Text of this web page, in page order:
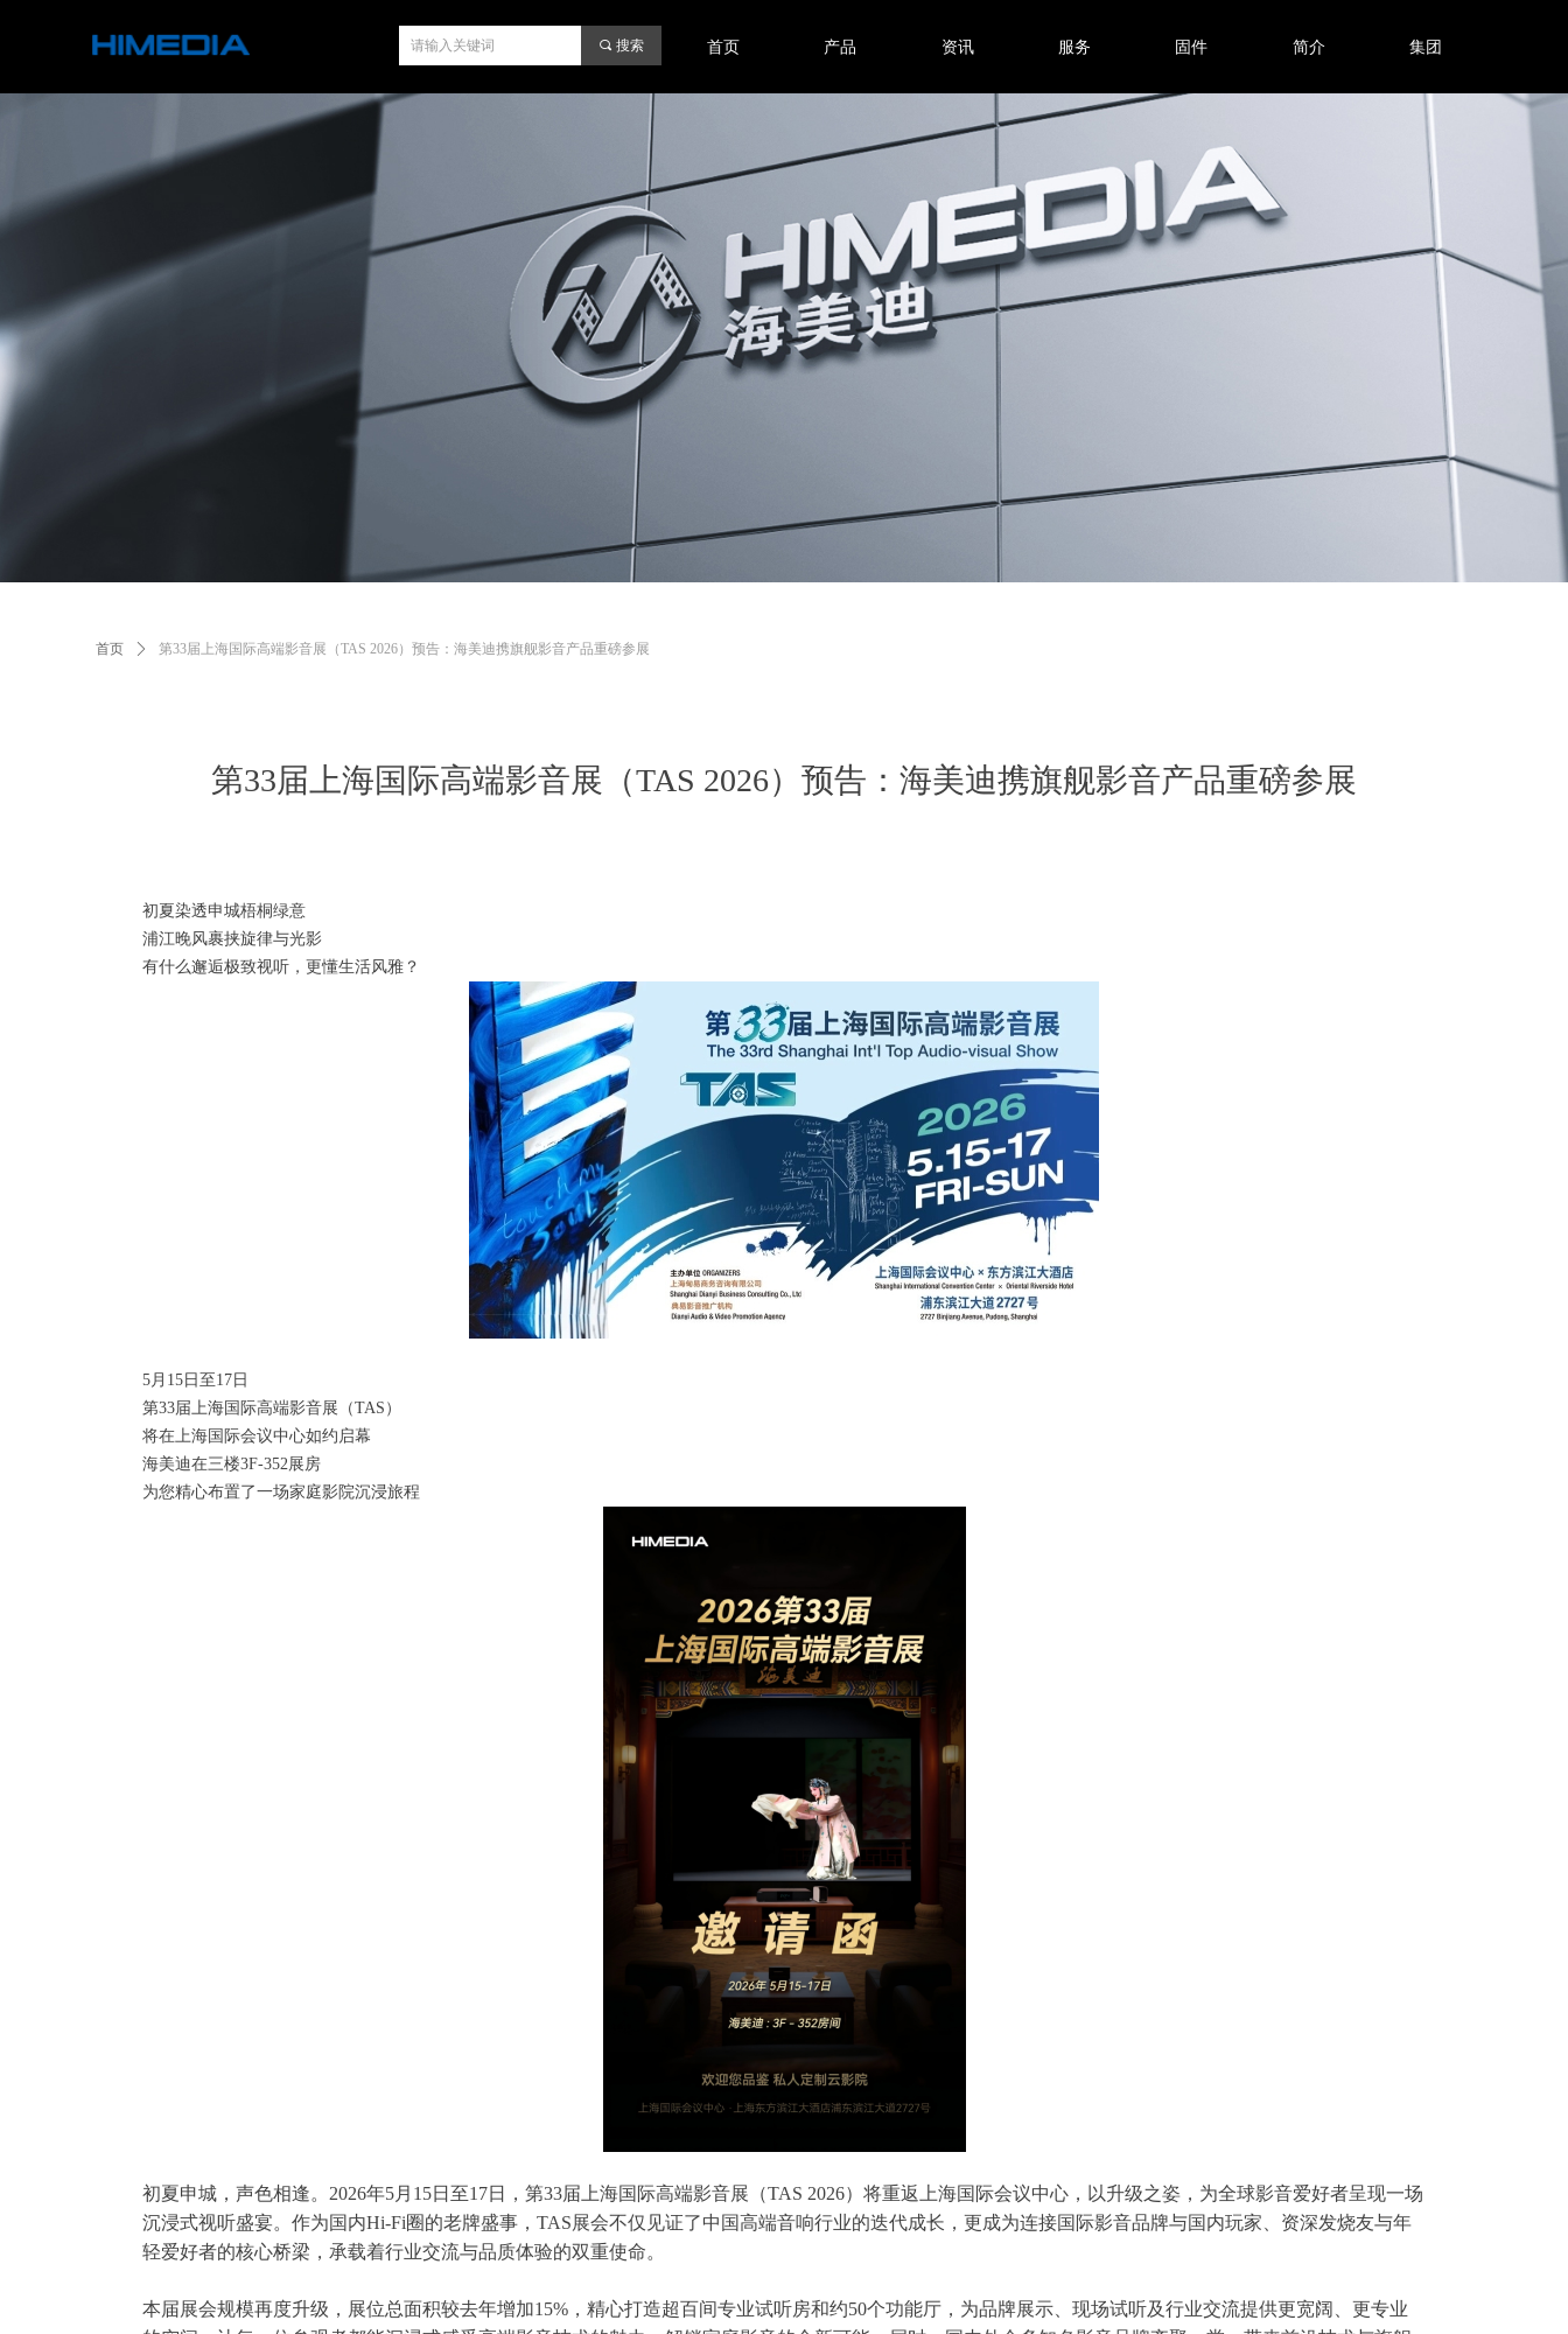
首页 产品 资讯 服务 固件 简介 集团
끠 搜索
第33届上海国际高端影音展（TAS 2026）预告：海美迪携旗舰影音产品重磅参展
初夏染透申城梧桐绿意
浦江晚风裹挟旋律与光影
有什么邂逅极致视听，更懂生活风雅？
5月15日至17日
第33届上海国际高端影音展（TAS）
将在上海国际会议中心如约启幕
海美迪在三楼3F-352展房
为您精心布置了一场家庭影院沉浸旅程
初夏申城，声色相逢。2026年5月15日至17日，第33届上海国际高端影音展（TAS 2026）将重返上海国际会议中心，以升级之姿，为全球影音爱好者呈现一场
沉浸式视听盛宴。作为国内Hi-Fi圈的老牌盛事，TAS展会不仅见证了中国高端音响行业的迭代成长，更成为连接国际影音品牌与国内玩家、资深发烧友与年
轻爱好者的核心桥梁，承载着行业交流与品质体验的双重使命。
本届展会规模再度升级，展位总面积较去年增加15%，精心打造超百间专业试听房和约50个功能厅，为品牌展示、现场试听及行业交流提供更宽阔、更专业
首页 ꄲ 第33届上海国际高端影音展（TAS 2026）预告：海美迪携旗舰影音产品重磅参展